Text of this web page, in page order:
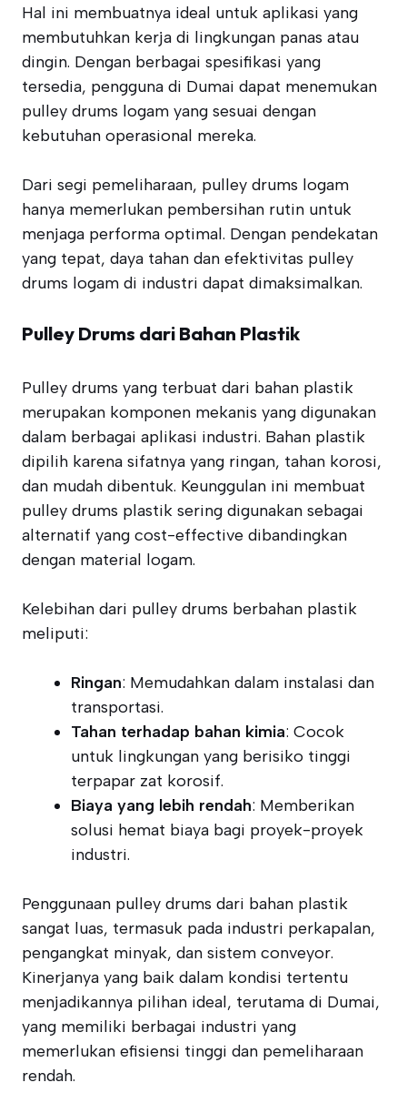
Hal ini membuatnya ideal untuk aplikasi yang
membutuhkan kerja di lingkungan panas atau
dingin. Dengan berbagai spesifikasi yang
tersedia, pengguna di Dumai dapat menemukan
pulley drums logam yang sesuai dengan
kebutuhan operasional mereka.
Dari segi pemeliharaan, pulley drums logam
hanya memerlukan pembersihan rutin untuk
menjaga performa optimal. Dengan pendekatan
yang tepat, daya tahan dan efektivitas pulley
drums logam di industri dapat dimaksimalkan.
Pulley Drums dari Bahan Plastik
Pulley drums yang terbuat dari bahan plastik
merupakan komponen mekanis yang digunakan
dalam berbagai aplikasi industri. Bahan plastik
dipilih karena sifatnya yang ringan, tahan korosi,
dan mudah dibentuk. Keunggulan ini membuat
pulley drums plastik sering digunakan sebagai
alternatif yang cost-effective dibandingkan
dengan material logam.
Kelebihan dari pulley drums berbahan plastik
meliputi:
Ringan: Memudahkan dalam instalasi dan
transportasi.
Tahan terhadap bahan kimia: Cocok
untuk lingkungan yang berisiko tinggi
terpapar zat korosif.
Biaya yang lebih rendah: Memberikan
solusi hemat biaya bagi proyek-proyek
industri.
Penggunaan pulley drums dari bahan plastik
sangat luas, termasuk pada industri perkapalan,
pengangkat minyak, dan sistem conveyor.
Kinerjanya yang baik dalam kondisi tertentu
menjadikannya pilihan ideal, terutama di Dumai,
yang memiliki berbagai industri yang
memerlukan efisiensi tinggi dan pemeliharaan
rendah.